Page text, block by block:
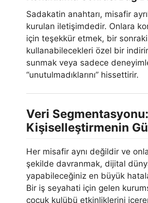
Sadakatin anahtarı, misafir
kurulan iletişimdedir. Onlara
için teşekkür etmek, bir
kullanabilecekleri özel bir
sunmak veya sadece
“unutulmadıklarını” hissettirir.
Veri Segmentasyonu:
Kişiselleştirmenin
Her misafir aynı değildir ve
şekilde davranmak, dijital
yapabileceğiniz en büyük
Bir iş seyahati için gelen
çocuk kulübü etkinliklerini